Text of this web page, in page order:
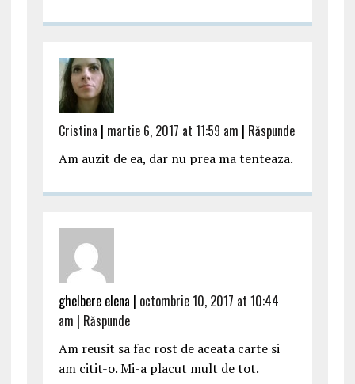
Cristina | martie 6, 2017 at 11:59 am | Răspunde
Am auzit de ea, dar nu prea ma tenteaza.
ghelbere elena | octombrie 10, 2017 at 10:44
am | Răspunde
Am reusit sa fac rost de aceata carte si
am citit-o. Mi-a placut mult de tot.